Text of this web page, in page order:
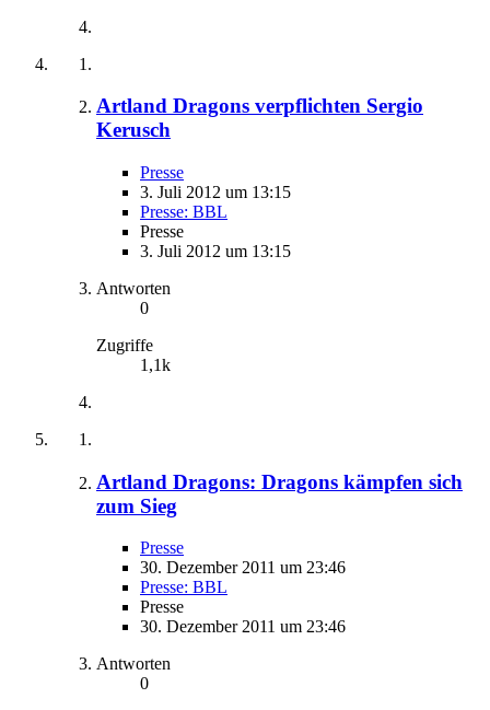
Artland Dragons verpflichten Sergio
Kerusch
Presse
3. Juli 2012 um 13:15
Presse: BBL
Presse
3. Juli 2012 um 13:15
Antworten
0
Zugriffe
1,1k
Artland Dragons: Dragons kämpfen sich
zum Sieg
Presse
30. Dezember 2011 um 23:46
Presse: BBL
Presse
30. Dezember 2011 um 23:46
Antworten
0